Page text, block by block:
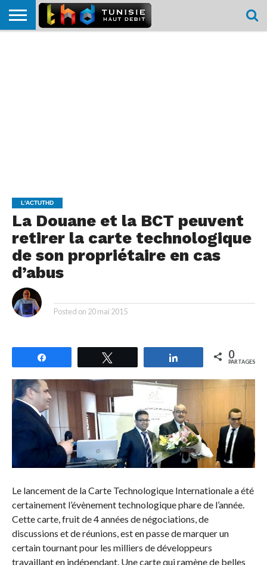
L'ACTUTHD
La Douane et la BCT peuvent
retirer la carte technologique
de son propriétaire en cas
d’abus
Posted on 20 mai 2015
Partagez 0
PARTAGES
Le lancement de la Carte Technologique Internationale a été
certainement l’évènement technologique phare de l’année.
Cette carte, fruit de 4 années de négociations, de
discussions et de réunions, est en passe de marquer un
certain tournant pour les milliers de développeurs
travaillant en indépendant. Une carte qui ramène de belles